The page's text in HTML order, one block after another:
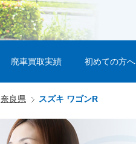
廃車買取実績 初めての方へ
奈良県 スズキ ワゴンR